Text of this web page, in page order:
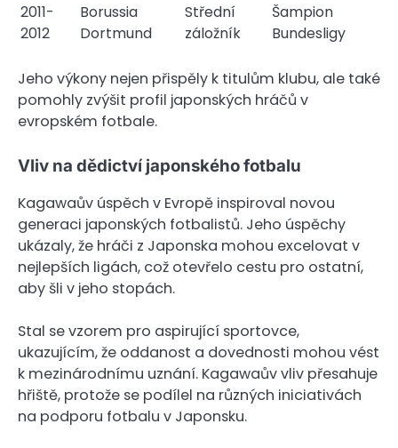
2011-
2012
Borussia
Dortmund
Střední
záložník
Šampion
Bundesligy
Jeho výkony nejen přispěly k titulům klubu, ale také
pomohly zvýšit profil japonských hráčů v
evropském fotbale.
Vliv na dědictví japonského fotbalu
Kagawaův úspěch v Evropě inspiroval novou
generaci japonských fotbalistů. Jeho úspěchy
ukázaly, že hráči z Japonska mohou excelovat v
nejlepších ligách, což otevřelo cestu pro ostatní,
aby šli v jeho stopách.
Stal se vzorem pro aspirující sportovce,
ukazujícím, že oddanost a dovednosti mohou vést
k mezinárodnímu uznání. Kagawaův vliv přesahuje
hřiště, protože se podílel na různých iniciativách
na podporu fotbalu v Japonsku.